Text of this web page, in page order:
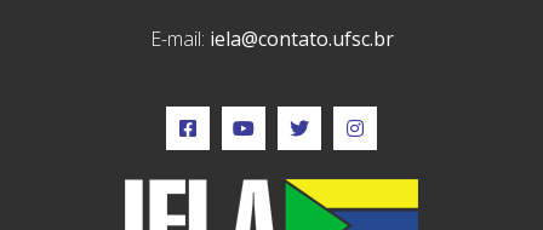
E-mail: iela@contato.ufsc.br